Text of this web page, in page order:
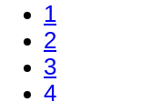
1
2
3
4